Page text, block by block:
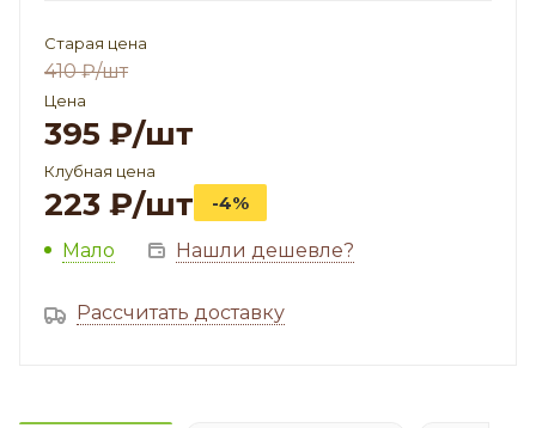
Старая цена
410₽/шт
Цена
395 ₽/шт
Клубная цена
223 ₽/шт -4%
Мало Нашли дешевле?
Рассчитать доставку